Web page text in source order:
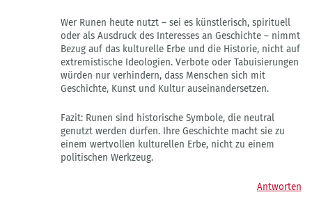
Wer Runen heute nutzt – sei es künstlerisch, spirituell
oder als Ausdruck des Interesses an Geschichte – nimmt
Bezug auf das kulturelle Erbe und die Historie, nicht auf
extremistische Ideologien. Verbote oder Tabuisierungen
würden nur verhindern, dass Menschen sich mit
Geschichte, Kunst und Kultur auseinandersetzen.
Fazit: Runen sind historische Symbole, die neutral
genutzt werden dürfen. Ihre Geschichte macht sie zu
einem wertvollen kulturellen Erbe, nicht zu einem
politischen Werkzeug.
Antworten